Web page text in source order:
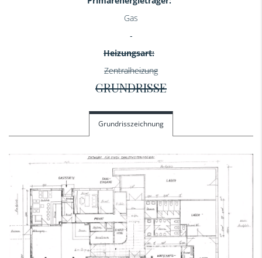
Gas
Heizungsart:
Zentralheizung
GRUNDRISSE
Grundrisszeichnung